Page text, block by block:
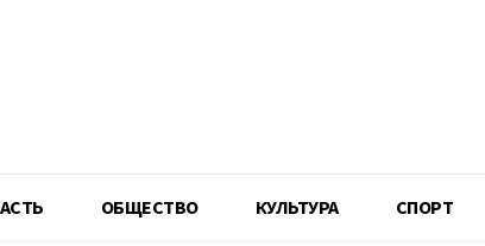
ОБЩЕСТВО КУЛЬТУРА СПОРТ